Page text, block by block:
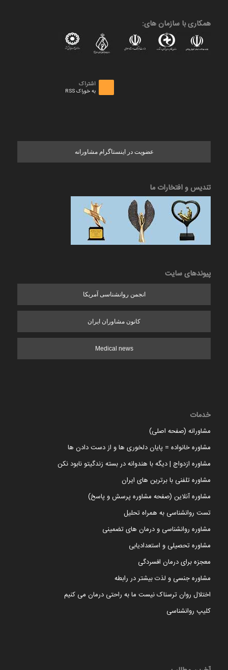
همکاری با سازمان های:
اشتراک
به خوراک RSS
عضویت در اینستاگرام مشاورانه
تندیس و افتخارات ما
پیوندهای سایت
انجمن روانشناسی آمریکا
کانون مشاوران ایران
Medical news
خدمات
مشاورانه (صفحه اصلی)
مشاوره خانواده = پایان دلخوری ها و از دست دادن ها
مشاوره ازدواج | دیگه با هندوانه در بسته زندگیتو نابود نکن
مشاوره تلفنی با برترین های ایران
مشاوره آنلاین (صفحه مشاوره پرسش و پاسخ)
تست روانشناسی به همراه تحلیل
مشاوره روانشناسی و درمان های تضمینی
مشاوره تحصیلی و استعدادیابی
معجزه برای درمان افسردگی
مشاوره جنسی و لذت بیشتر در رابطه
اختلال روان ترسناک نیست ما به راحتی درمان می کنیم
کلیپ روانشناسی